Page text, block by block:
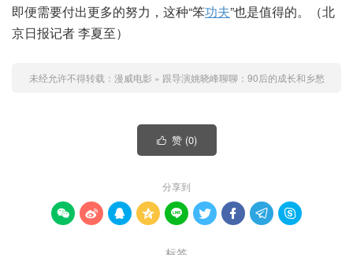
即便需要付出更多的努力，这种“笨功夫”也是值得的。（北
京日报记者 李夏至）
未经允许不得转载： 漫威电影 » 跟导演姚晓峰聊聊：90后的成长和乡愁
 赞 (0)
分享到
        